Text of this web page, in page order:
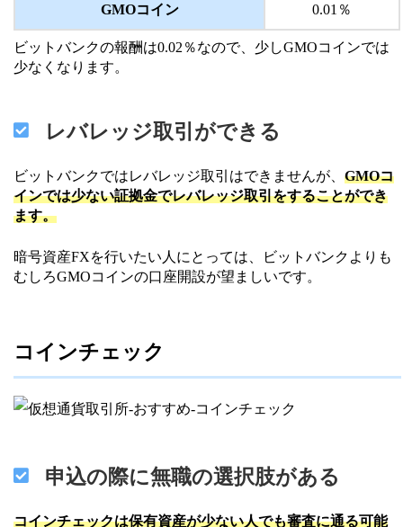
GMOコイン 0.01％
ビットバンクの報酬は0.02％なので、少しGMOコインでは
少なくなります。
レバレッジ取引ができる
ビットバンクではレバレッジ取引はできませんが、 GMOコ
インでは少ない証拠金でレバレッジ取引をすることができ
ます。
暗号資産FXを行いたい人にとっては、ビットバンクよりも
むしろGMOコインの口座開設が望ましいです。
コインチェック
申込の際に無職の選択肢がある
コインチェックは保有資産が少ない人でも審査に通る可能